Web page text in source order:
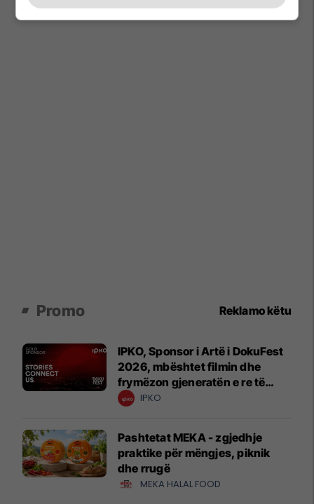
Promo Reklamo këtu
IPKO, Sponsor i Artë i DokuFest
2026, mbështet filmin dhe
frymëzon gjeneratën e re të
krijuesve
IPKO
Pashtetat MEKA - zgjedhje
praktike për mëngjes, piknik
dhe rrugë
MEKA HALAL FOOD